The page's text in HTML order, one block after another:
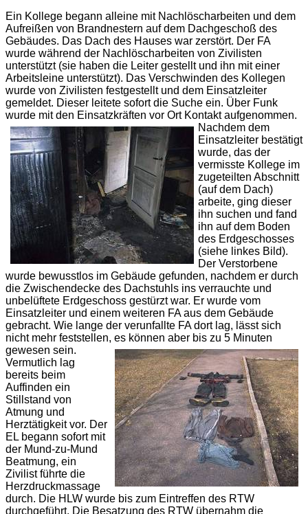
Ein Kollege begann alleine mit Nachlöscharbeiten und dem
Aufreißen von Brandnestern auf dem Dachgeschoß des
Gebäudes. Das Dach des Hauses war zerstört. Der FA
wurde während der Nachlöscharbeiten von Zivilisten
unterstützt (sie haben die Leiter gestellt und ihn mit einer
Arbeitsleine unterstützt). Das Verschwinden des Kollegen
wurde von Zivilisten festgestellt und dem Einsatzleiter
gemeldet. Dieser leitete sofort die Suche ein. Über Funk
wurde mit den Einsatzkräften vor Ort Kontakt aufgenommen.
Nachdem dem
Einsatzleiter bestätigt
wurde, das der
vermisste Kollege im
zugeteilten Abschnitt
(auf dem Dach)
arbeite, ging dieser
ihn suchen und fand
ihn auf dem Boden
des Erdgeschosses
(siehe linkes Bild).
Der Verstorbene
wurde bewusstlos im Gebäude gefunden, nachdem er durch
die Zwischendecke des Dachstuhls ins verrauchte und
unbelüftete Erdgeschoss gestürzt war. Er wurde vom
Einsatzleiter und einem weiteren FAaus dem Gebäude
gebracht. Wie lange der verunfallte FAdort lag, lässt sich
nicht mehr feststellen, es können aber bis zu 5 Minuten
gewesen sein.
Vermutlich lag
bereits beim
Auffinden ein
Stillstand von
Atmung und
Herztätigkeit vor. Der
EL begann sofort mit
der Mund-zu-Mund
Beatmung, ein
Zivilist führte die
Herzdruckmassage
durch. Die HLW wurde bis zum Eintreffen des RTW
durchgeführt. Die Besatzung des RTW übernahm die